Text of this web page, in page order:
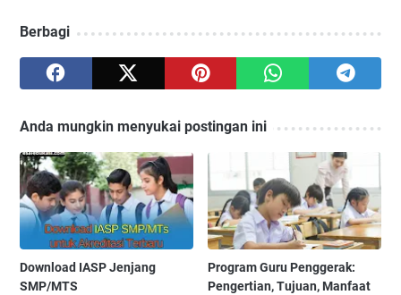
Berbagi
Anda mungkin menyukai postingan ini
Download IASP Jenjang
SMP/MTS
Program Guru Penggerak:
Pengertian, Tujuan, Manfaat